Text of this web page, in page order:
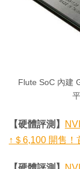
Flute SoC 內建
【硬體評測】
↑＄6,100 開售！